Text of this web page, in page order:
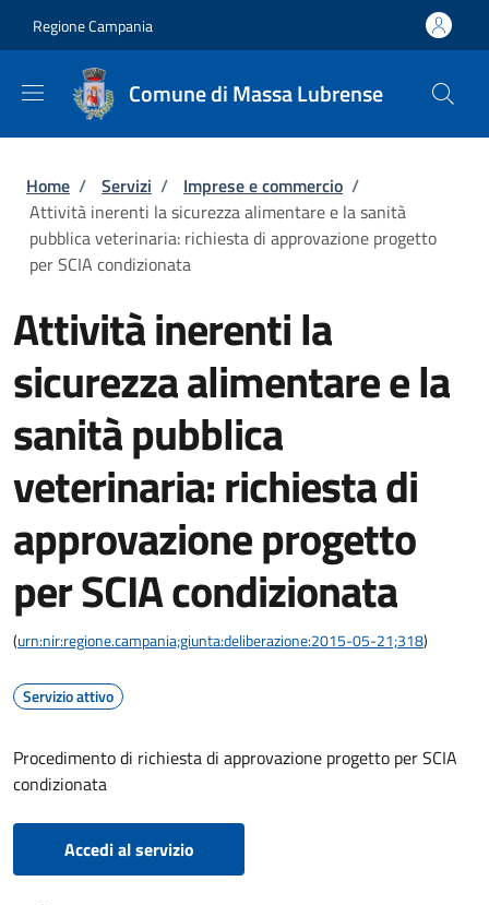
Regione Campania
Comune di Massa Lubrense
Briciole di pane
Home / Servizi / Imprese e commercio /
Attività inerenti la sicurezza alimentare e la sanità
pubblica veterinaria: richiesta di approvazione progetto
per SCIA condizionata
Attività inerenti la
sicurezza alimentare e la
sanità pubblica
veterinaria: richiesta di
approvazione progetto
per SCIA condizionata
(urn:nir:regione.campania;giunta:deliberazione:2015-05-21;318)
Servizio attivo
Procedimento di richiesta di approvazione progetto per SCIA
condizionata
Accedi al servizio